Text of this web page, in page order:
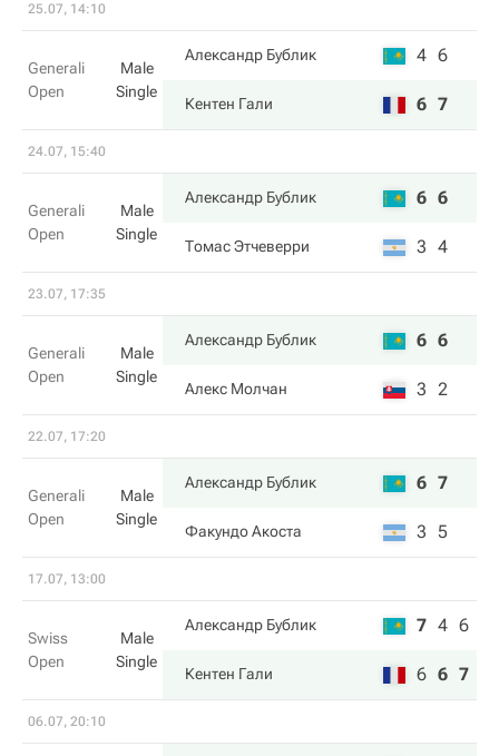
25.07, 14:10
Generali
Open
Male
Single
Александр Бублик 4 6
Кентен Гали 6 7
24.07, 15:40
Generali
Open
Male
Single
Александр Бублик 6 6
Томас Этчеверри 3 4
23.07, 17:35
Generali
Open
Male
Single
Александр Бублик 6 6
Алекс Молчан 3 2
22.07, 17:20
Generali
Open
Male
Single
Александр Бублик 6 7
Факундо Акоста 3 5
17.07, 13:00
Swiss
Open
Male
Single
Александр Бублик 7 4 6
Кентен Гали 6 6 7
06.07, 20:10